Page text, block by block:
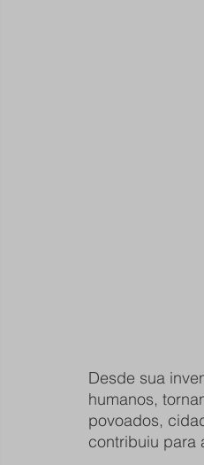
Desde sua
humanos,
povoados,
contribuiu para